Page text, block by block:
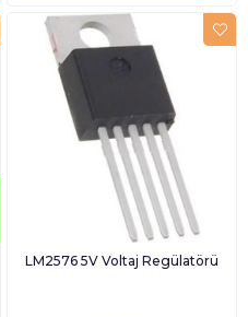
LM2576 5V Voltaj Regülatörü